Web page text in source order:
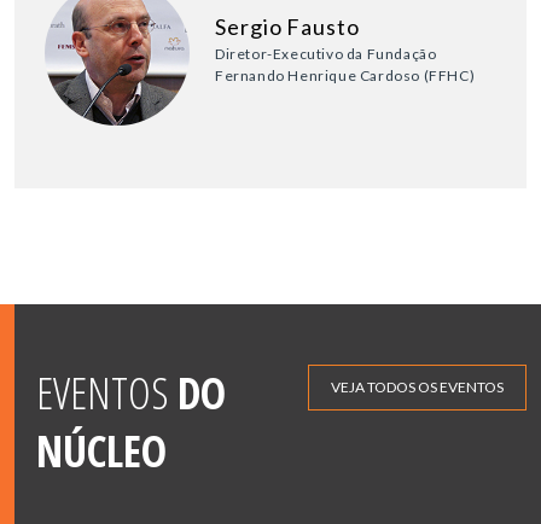
Sergio Fausto
Diretor-Executivo da Fundação
Fernando Henrique Cardoso (FFHC)
EVENTOS DO
NÚCLEO
VEJA TODOS OS EVENTOS